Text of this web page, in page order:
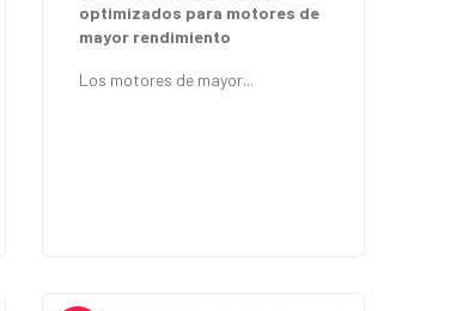
optimizados para motores de
mayor rendimiento
Los motores de mayor...